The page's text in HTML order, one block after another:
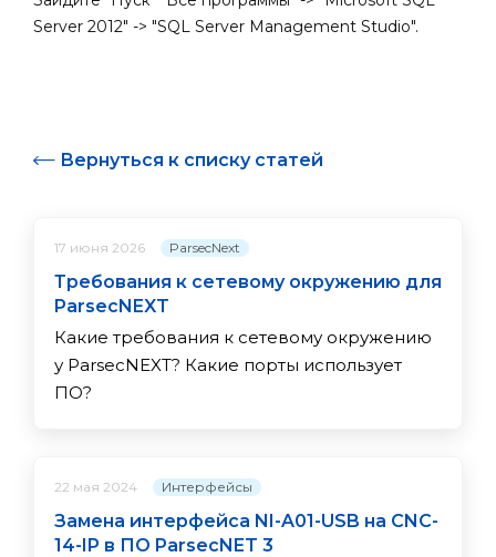
Server 2012" -> "SQL Server Management Studio".
Вернуться к списку статей
17 июня 2026 ParsecNext
Требования к сетевому окружению для
ParsecNEXT
Какие требования к сетевому окружению
у ParsecNEXT? Какие порты использует
ПО?
22 мая 2024 Интерфейсы
Замена интерфейса NI-A01-USB на CNC-
14-IP в ПО ParsecNET 3